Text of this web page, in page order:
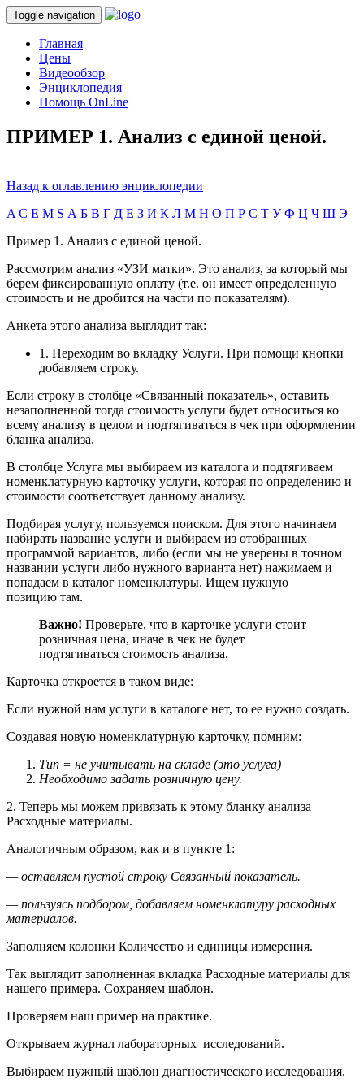
Toggle navigation
Главная
Цены
Видеообзор
Энциклопедия
Помощь OnLine
ПРИМЕР 1. Анализ с единой ценой.
Назад к оглавлению энциклопедии
A C E M S А Б В Г Д Е З И К Л М Н О П Р С Т УФ Ц Ч Ш Э
Пример 1. Анализ с единой ценой.
Рассмотрим анализ «УЗИ матки». Это анализ, за который мы
берем фиксированную оплату (т.е. он имеет определенную
стоимость и не дробится на части по показателям).
Анкета этого анализа выглядит так:
1. Переходим во вкладку Услуги. При помощи кнопки
добавляем строку.
Если строку в столбце «Связанный показатель», оставить
незаполненной тогда стоимость услуги будет относиться ко
всему анализу в целом и подтягиваться в чек при оформлении
бланка анализа.
В столбце Услуга мы выбираем из каталога и подтягиваем
номенклатурную карточку услуги, которая по определению и
стоимости соответствует данному анализу.
Подбирая услугу, пользуемся поиском. Для этого начинаем
набирать название услуги и выбираем из отобранных
программой вариантов, либо (если мы не уверены в точном
названии услуги либо нужного варианта нет) нажимаем и
попадаем в каталог номенклатуры. Ищем нужную
позицию там.
Важно! Проверьте, что в карточке услуги стоит
розничная цена, иначе в чек не будет
подтягиваться стоимость анализа.
Карточка откроется в таком виде:
Если нужной нам услуги в каталоге нет, то ее нужно создать.
Создавая новую номенклатурную карточку, помним:
Тип = не учитывать на складе (это услуга)
Необходимо задать розничную цену.
2. Теперь мы можем привязать к этому бланку анализа
Расходные материалы.
Аналогичным образом, как и в пункте 1:
— оставляем пустой строку Связанный показатель.
— пользуясь подбором, добавляем номенклатуру расходных
материалов.
Заполняем колонки Количество и единицы измерения.
Так выглядит заполненная вкладка Расходные материалы для
нашего примера. Сохраняем шаблон.
Проверяем наш пример на практике.
Открываем журнал лабораторных исследований.
Выбираем нужный шаблон диагностического исследования.